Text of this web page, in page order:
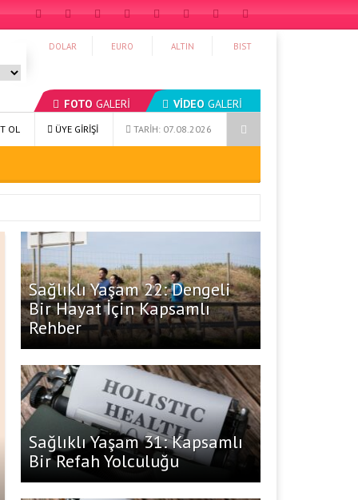
FOTO GALERİ VİDEO GALERİ
DOLAR EURO ALTIN BIST
ve Sürdürülebilir Alışkanlıklar Sağlıklı Yaşam 27: Hayatınızı
TARİH: 07.08.2026
ÜYE GİRİŞİ
OL
Sağlıklı Yaşam 22: Dengeli
Bir Hayat İçin Kapsamlı
Rehber
Sağlıklı Yaşam 31: Kapsamlı
Bir Refah Yolculuğu